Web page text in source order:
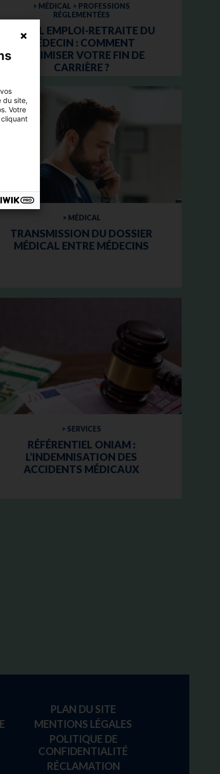
> MÉDICAL > PROFESSIONS
RÉGLEMENTÉES
CUMUL EMPLOI-RETRAITE DU
MÉDECIN : COMMENT
OPTIMISER VOTRE FIN DE
CARRIÈRE ?
> MÉDICAL
TRANSMISSION DU DOSSIER
MÉDICAL ENTRE MÉDECINS
> SERVICES
RÉFÉRENTIEL ONIAM :
L’INDEMNISATION DES
ACCIDENTS MÉDICAUX
PLAN DU SITE
MENTIONS LÉGALES
POLITIQUE DE
CONFIDENTIALITÉ
RÉCLAMATION
du site,
Votre